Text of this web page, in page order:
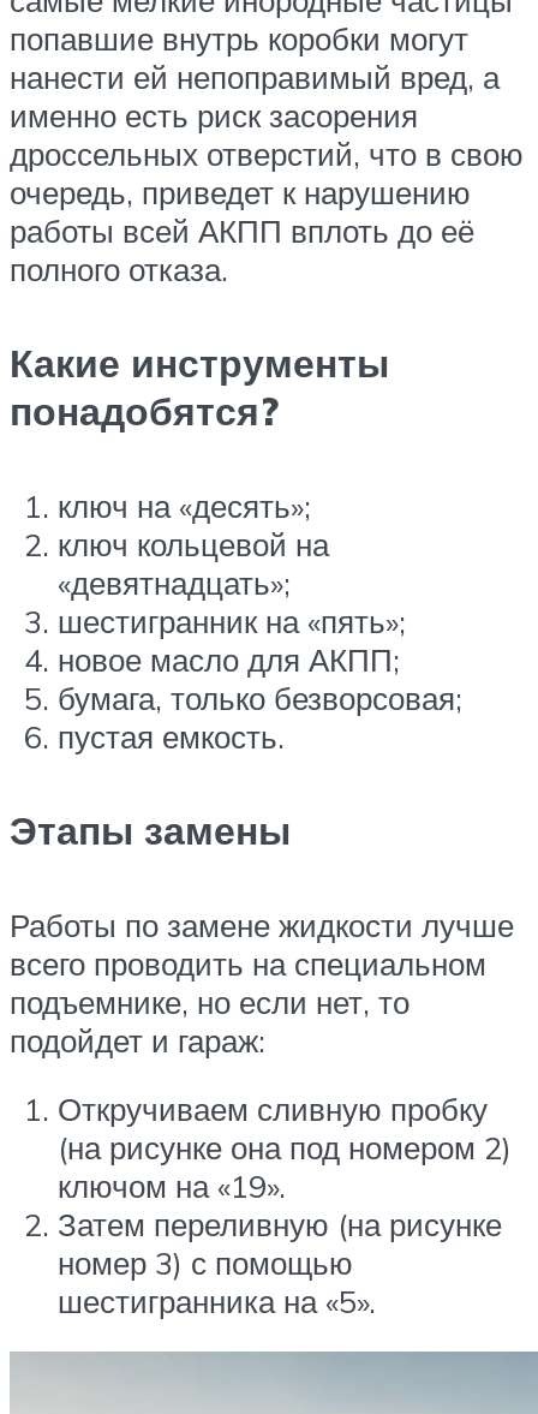
попавшие внутрь коробки могут
нанести ей непоправимый вред, а
именно есть риск засорения
дроссельных отверстий, что в свою
очередь, приведет к нарушению
работы всей АКПП вплоть до её
полного отказа.
Какие инструменты
понадобятся?
ключ на «десять»;
ключ кольцевой на
«девятнадцать»;
шестигранник на «пять»;
новое масло для АКПП;
бумага, только безворсовая;
пустая емкость.
Этапы замены
Работы по замене жидкости лучше
всего проводить на специальном
подъемнике, но если нет, то
подойдет и гараж:
Откручиваем сливную пробку
(на рисунке она под номером 2)
ключом на «19».
Затем переливную (на рисунке
номер 3) с помощью
шестигранника на «5».